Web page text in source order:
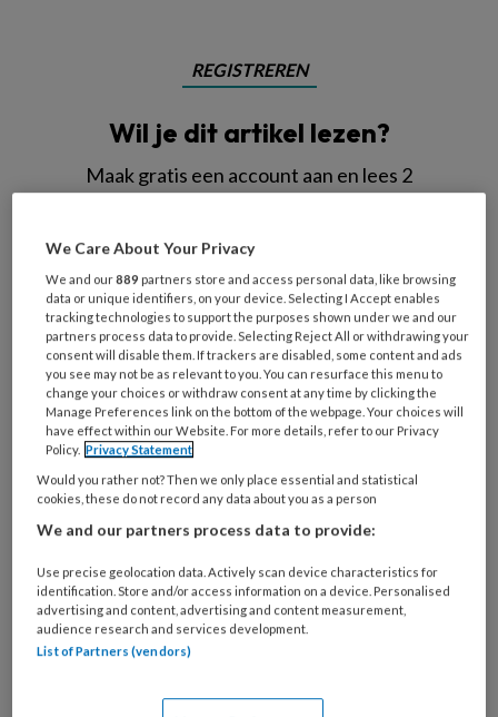
REGISTREREN
Wil je dit artikel lezen?
Maak gratis een account aan en lees 2
Al een account of abonnement?
Wat
is
je
e-
mailadres?
* *
Kies
je
wachtwoord*
Kies
je
Bij
welke
organisatie
We Care About Your Privacy
We and our889 partners store and access personal data, like browsing
data or unique identifiers, on your device. Selecting I Accept enables
tracking technologies to support the purposes shown under we and our
partners process data to provide. Selecting Reject All or withdrawing your
consent will disable them. If trackers are disabled, some content and ads
you see may not be as relevant to you. You can resurface this menu to
change your choices or withdraw consent at any time by clicking the
Manage Preferences link on the bottom of the webpage. Your choices will
have effect within our Website. For more details, refer to our Privacy
Policy. Privacy Statement
Would you rather not? Then we only place essential and statistical
cookies, these do not record any data about you as a person
We and our partners process data to provide:
Use precise geolocation data. Actively scan device characteristics for
identification. Store and/or access information on a device. Personalised
advertising and content, advertising and content measurement,
audience research and services development.
List of Partners (vendors)